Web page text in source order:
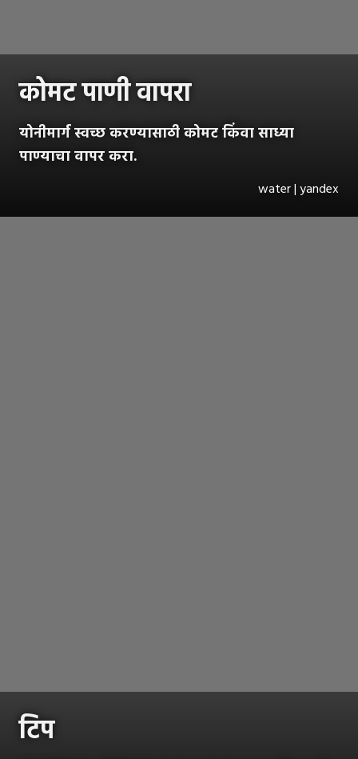
कोमट पाणी वापरा
योनीमार्ग स्वच्छ करण्यासाठी कोमट किंवा साध्या
पाण्याचा वापर करा.
water | yandex
टिप